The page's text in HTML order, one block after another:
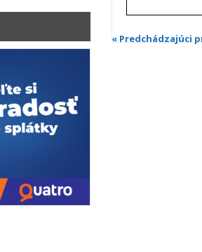
« Predchádzajúci